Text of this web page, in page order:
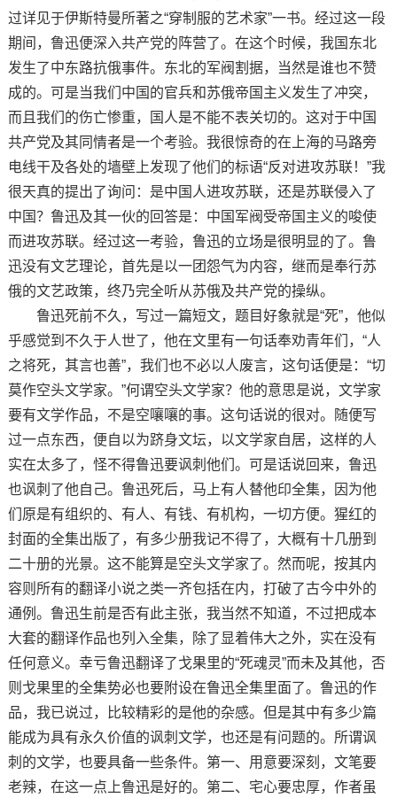
过详见于伊斯特曼所著之“穿制服的艺术家”一书。经过这一段
期间，鲁迅便深入共产党的阵营了。在这个时候，我国东北
发生了中东路抗俄事件。东北的军阀割据，当然是谁也不赞
成的。可是当我们中国的官兵和苏俄帝国主义发生了冲突，
而且我们的伤亡惨重，国人是不能不表关切的。这对于中国
共产党及其同情者是一个考验。我很惊奇的在上海的马路旁
电线干及各处的墙壁上发现了他们的标语“反对进攻苏联！”我
很天真的提出了询问：是中国人进攻苏联，还是苏联侵入了
中国？鲁迅及其一伙的回答是：中国军阀受帝国主义的唆使
而进攻苏联。经过这一考验，鲁迅的立场是很明显的了。鲁
迅没有文艺理论，首先是以一团怨气为内容，继而是奉行苏
俄的文艺政策，终乃完全听从苏俄及共产党的操纵。
鲁迅死前不久，写过一篇短文，题目好象就是“死”，他似
乎感觉到不久于人世了，他在文里有一句话奉劝青年们，“人
之将死，其言也善”，我们也不必以人废言，这句话便是：“切
莫作空头文学家。”何谓空头文学家？他的意思是说，文学家
要有文学作品，不是空嚷嚷的事。这句话说的很对。随便写
过一点东西，便自以为跻身文坛，以文学家自居，这样的人
实在太多了，怪不得鲁迅要讽刺他们。可是话说回来，鲁迅
也讽刺了他自己。鲁迅死后，马上有人替他印全集，因为他
们原是有组织的、有人、有钱、有机构，一切方便。猩红的
封面的全集出版了，有多少册我记不得了，大概有十几册到
二十册的光景。这不能算是空头文学家了。然而呢，按其内
容则所有的翻译小说之类一齐包括在内，打破了古今中外的
通例。鲁迅生前是否有此主张，我当然不知道，不过把成本
大套的翻译作品也列入全集，除了显着伟大之外，实在没有
任何意义。幸亏鲁迅翻译了戈果里的“死魂灵”而未及其他，否
则戈果里的全集势必也要附设在鲁迅全集里面了。鲁迅的作
品，我已说过，比较精彩的是他的杂感。但是其中有多少篇
能成为具有永久价值的讽刺文学，也还是有问题的。所谓讽
刺的文学，也要具备一些条件。第一、用意要深刻，文笔要
老辣，在这一点上鲁迅是好的。第二、宅心要忠厚，作者虽